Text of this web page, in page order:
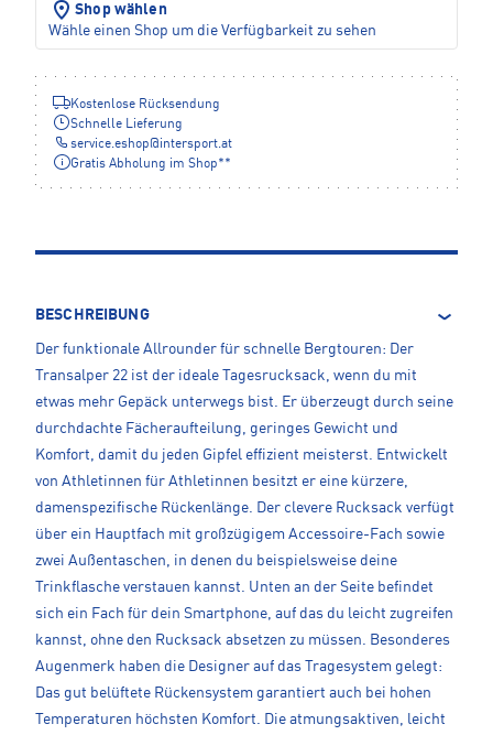
Shop wählen
Wähle einen Shop um die Verfügbarkeit zu sehen
Kostenlose Rücksendung
Schnelle Lieferung
service.eshop@intersport.at
Gratis Abholung im Shop**
BESCHREIBUNG
Der funktionale Allrounder für schnelle Bergtouren: Der
Transalper 22 ist der ideale Tagesrucksack, wenn du mit
etwas mehr Gepäck unterwegs bist. Er überzeugt durch seine
durchdachte Fächeraufteilung, geringes Gewicht und
Komfort, damit du jeden Gipfel effizient meisterst. Entwickelt
von Athletinnen für Athletinnen besitzt er eine kürzere,
damenspezifische Rückenlänge. Der clevere Rucksack verfügt
über ein Hauptfach mit großzügigem Accessoire-Fach sowie
zwei Außentaschen, in denen du beispielsweise deine
Trinkflasche verstauen kannst. Unten an der Seite befindet
sich ein Fach für dein Smartphone, auf das du leicht zugreifen
kannst, ohne den Rucksack absetzen zu müssen. Besonderes
Augenmerk haben die Designer auf das Tragesystem gelegt:
Das gut belüftete Rückensystem garantiert auch bei hohen
Temperaturen höchsten Komfort. Die atmungsaktiven, leicht